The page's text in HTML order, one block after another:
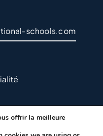
schools.com
offrir la meilleure